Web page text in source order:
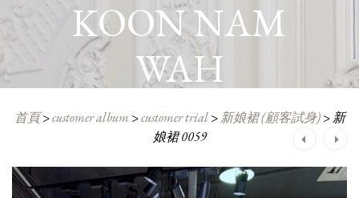
KOON NAM
WAH
首頁>customer album >customer trial> 新娘裙 (顧客試身)>新
娘裙 0059
navigation